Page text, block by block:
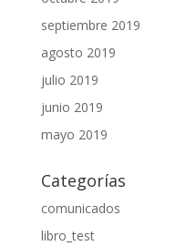
septiembre 2019
agosto 2019
julio 2019
junio 2019
mayo 2019
Categorías
comunicados
libro_test